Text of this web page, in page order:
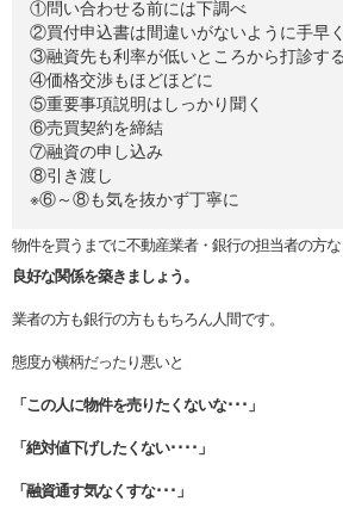
①問い合わせる前には下調べ
②買付申込書は間違いがないように手早く
③融資先も利率が低いところから打診する
④価格交渉もほどほどに
⑤重要事項説明はしっかり聞く
⑥売買契約を締結
⑦融資の申し込み
⑧引き渡し
※⑥～⑧も気を抜かず丁寧に
物件を買うまでに不動産業者・銀行の担当者の方な
良好な関係を築きましょう。
業者の方も銀行の方ももちろん人間です。
態度が横柄だったり悪いと
「この人に物件を売りたくないな･･･」
「絶対値下げしたくない････」
「融資通す気なくすな･･･」